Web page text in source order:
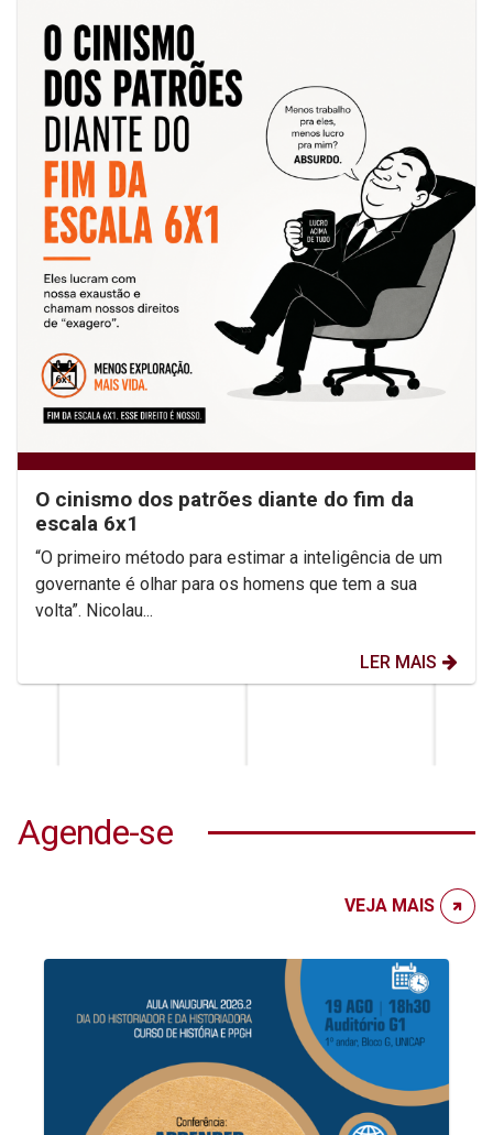
O cinismo dos patrões diante do fim da
escala 6x1
“O primeiro método para estimar a inteligência de um
governante é olhar para os homens que tem a sua
volta”. Nicolau...
LER MAIS
Agende-se
VEJA MAIS